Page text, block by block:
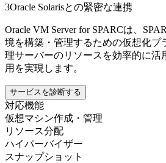
3Oracle Solarisとの緊密な連携
Oracle VM Server for SPARCは、
境を構築・管理するための仮想化プ
理サーバーのリソースを効率的に活
用を実現します。
サービスを診断する
対応機能
仮想マシン作成・管理
リソース分配
ハイパーバイザー
スナップショット